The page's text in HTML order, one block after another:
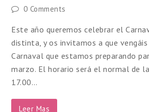
0 Comments
Este año queremos celebrar el
distinta, y os invitamos a que
Carnaval que estamos preparando
marzo. El horario será el normal de
17.00…
Leer Mas